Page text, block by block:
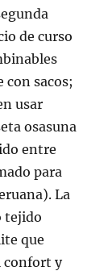
de curso
con sacos;
usar
osasuna
entre
para
La
tejido
que
confort y